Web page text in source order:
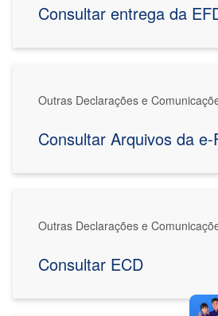
Consultar entrega da
Outras Declarações e
Consultar Arquivos da
Outras Declarações e
Consultar ECD